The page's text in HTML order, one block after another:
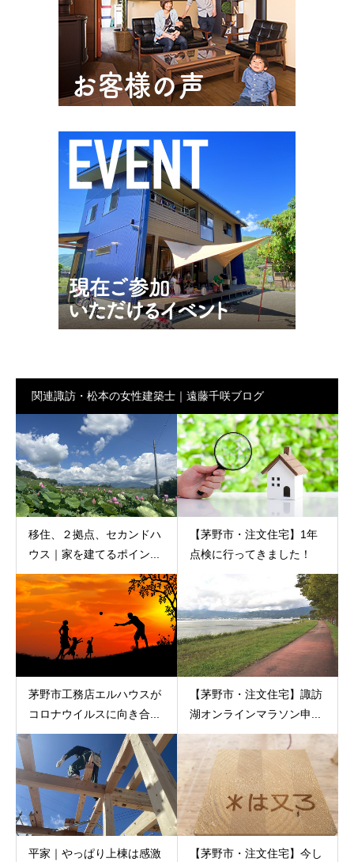
関連諏訪・松本の女性建築士｜遠藤千咲ブログ
移住、２拠点、セカンドハ
ウス｜家を建てるポイン...
【茅野市・注文住宅】1年
点検に行ってきました！
茅野市工務店エルハウスが
コロナウイルスに向き合...
【茅野市・注文住宅】諏訪
湖オンラインマラソン申...
平家｜やっぱり上棟は感激
【茅野市・注文住宅】今し